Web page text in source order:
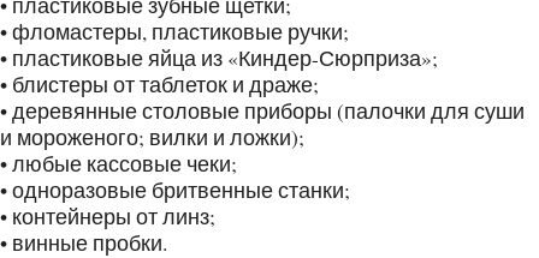
• фломастеры, пластиковые ручки;
• пластиковые яйца из «Киндер-Сюрприза»;
• блистеры от таблеток и драже;
• деревянные столовые приборы (палочки для суши
и мороженого; вилки и ложки);
• любые кассовые чеки;
• одноразовые бритвенные станки;
• контейнеры от линз;
• винные пробки.